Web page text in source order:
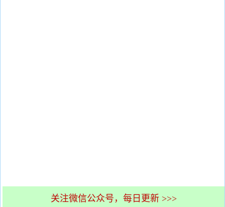
关注微信公众号，每日更新 >>>